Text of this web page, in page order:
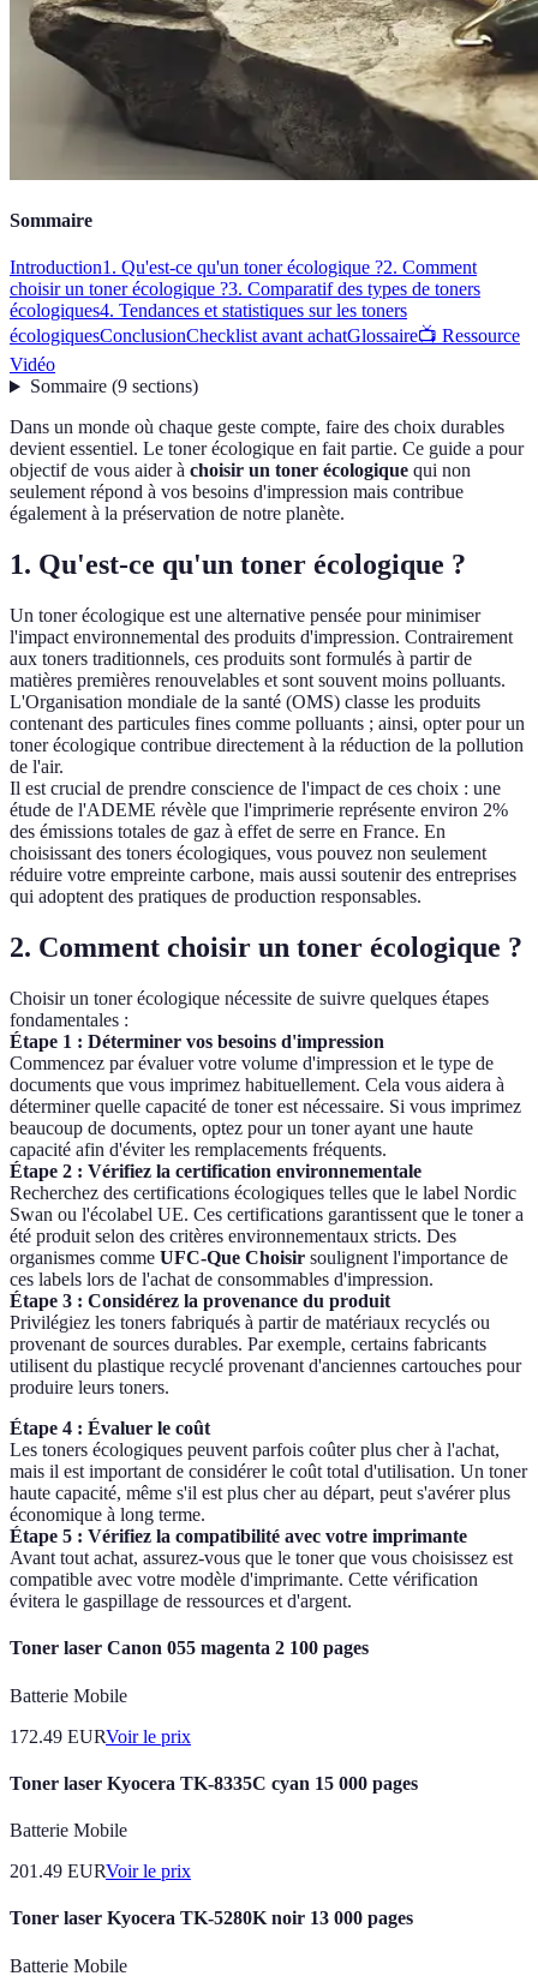
Sommaire
Introduction1. Qu'est-ce qu'un toner écologique ?2. Comment
choisir un toner écologique ?3. Comparatif des types de toners
écologiques4. Tendances et statistiques sur les toners
écologiquesConclusionChecklist avant achatGlossaire📺 Ressource
Vidéo
Sommaire(9 sections)
Dans un monde où chaque geste compte, faire des choix durables
devient essentiel. Le toner écologique en fait partie. Ce guide a pour
objectif de vous aider à choisir un toner écologique qui non
seulement répond à vos besoins d'impression mais contribue
également à la préservation de notre planète.
1. Qu'est-ce qu'un toner écologique ?
Un toner écologique est une alternative pensée pour minimiser
l'impact environnemental des produits d'impression. Contrairement
aux toners traditionnels, ces produits sont formulés à partir de
matières premières renouvelables et sont souvent moins polluants.
L'Organisation mondiale de la santé (OMS) classe les produits
contenant des particules fines comme polluants ; ainsi, opter pour un
toner écologique contribue directement à la réduction de la pollution
de l'air.
Il est crucial de prendre conscience de l'impact de ces choix : une
étude de l'ADEME révèle que l'imprimerie représente environ 2%
des émissions totales de gaz à effet de serre en France. En
choisissant des toners écologiques, vous pouvez non seulement
réduire votre empreinte carbone, mais aussi soutenir des entreprises
qui adoptent des pratiques de production responsables.
2. Comment choisir un toner écologique ?
Choisir un toner écologique nécessite de suivre quelques étapes
fondamentales :
Étape 1 : Déterminer vos besoins d'impression
Commencez par évaluer votre volume d'impression et le type de
documents que vous imprimez habituellement. Cela vous aidera à
déterminer quelle capacité de toner est nécessaire. Si vous imprimez
beaucoup de documents, optez pour un toner ayant une haute
capacité afin d'éviter les remplacements fréquents.
Étape 2 : Vérifiez la certification environnementale
Recherchez des certifications écologiques telles que le label Nordic
Swan ou l'écolabel UE. Ces certifications garantissent que le toner a
été produit selon des critères environnementaux stricts. Des
organismes comme UFC-Que Choisir soulignent l'importance de
ces labels lors de l'achat de consommables d'impression.
Étape 3 : Considérez la provenance du produit
Privilégiez les toners fabriqués à partir de matériaux recyclés ou
provenant de sources durables. Par exemple, certains fabricants
utilisent du plastique recyclé provenant d'anciennes cartouches pour
produire leurs toners.
Étape 4 : Évaluer le coût
Les toners écologiques peuvent parfois coûter plus cher à l'achat,
mais il est important de considérer le coût total d'utilisation. Un toner
haute capacité, même s'il est plus cher au départ, peut s'avérer plus
économique à long terme.
Étape 5 : Vérifiez la compatibilité avec votre imprimante
Avant tout achat, assurez-vous que le toner que vous choisissez est
compatible avec votre modèle d'imprimante. Cette vérification
évitera le gaspillage de ressources et d'argent.
Toner laser Canon 055 magenta 2 100 pages
Batterie Mobile
172.49 EURVoir le prix
Toner laser Kyocera TK-8335C cyan 15 000 pages
Batterie Mobile
201.49 EURVoir le prix
Toner laser Kyocera TK-5280K noir 13 000 pages
Batterie Mobile